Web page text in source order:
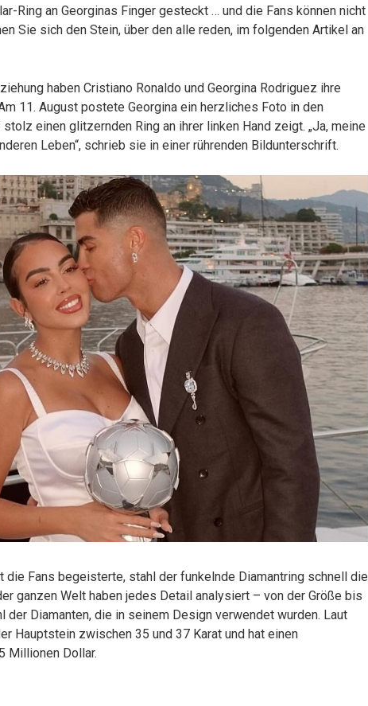
Ring an Georginas Finger gesteckt … und die Fans können nicht
Sie sich den Stein, über den alle reden, im folgenden Artikel an
haben Cristiano Ronaldo und Georgina Rodriguez ihre
11. August postete Georgina ein herzliches Foto in den
einen glitzernden Ring an ihrer linken Hand zeigt. „Ja, meine
Leben“, schrieb sie in einer rührenden Bildunterschrift.
die Fans begeisterte, stahl der funkelnde Diamantring schnell die
ganzen Welt haben jedes Detail analysiert – von der Größe bis
der Diamanten, die in seinem Design verwendet wurden. Laut
Hauptstein zwischen 35 und 37 Karat und hat einen
Millionen Dollar.